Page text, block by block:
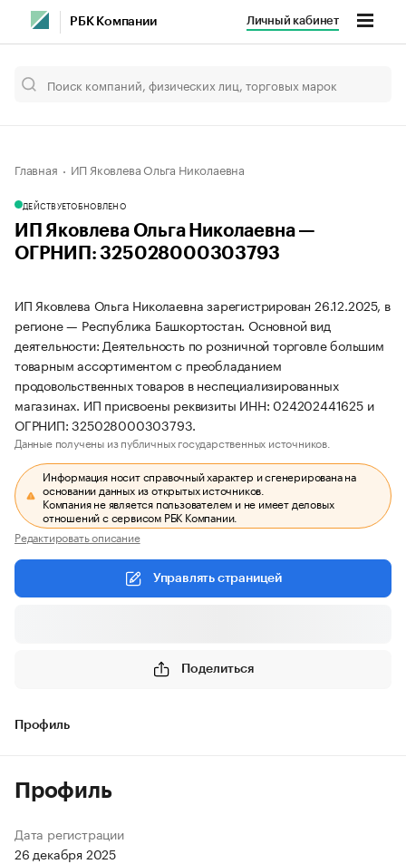
РБК Компании Личный кабинет
Главная ИП Яковлева Ольга Николаевна
ДЕЙСТВУЕТОБНОВЛЕНО
ИП Яковлева Ольга Николаевна —
ОГРНИП: 325028000303793
ИП Яковлева Ольга Николаевна зарегистрирован 26.12.2025, в
регионе — Республика Башкортостан. Основной вид
деятельности: Деятельность по розничной торговле большим
товарным ассортиментом с преобладанием
продовольственных товаров в неспециализированных
магазинах. ИП присвоены реквизиты ИНН: 024202441625 и
ОГРНИП: 325028000303793.
Данные получены из публичных государственных источников.
Информация носит справочный характер и сгенерирована на
основании данных из открытых источников.
Компания не является пользователем и не имеет деловых
отношений с сервисом РБК Компании.
Редактировать описание
Управлять страницей
Поделиться
Профиль
Профиль
Дата регистрации
26 декабря 2025